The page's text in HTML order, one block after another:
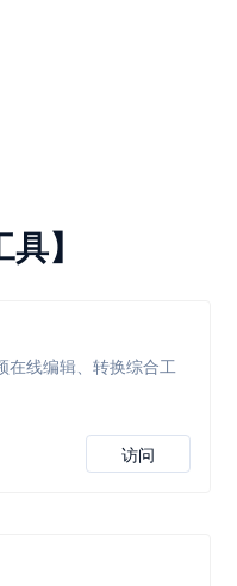
】
在线编辑、转换综合工
访问